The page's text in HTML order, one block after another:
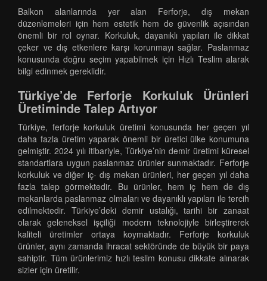
Balkon alanlarında yer alan Ferforje, dış mekan
düzenlemeleri için hem estetik hem de güvenlik açısından
önemli bir rol oynar. Korkuluk, dayanıklı yapıları ile dikkat
çeker ve dış etkenlere karşı korunmayı sağlar. Paslanmaz
konusunda doğru seçim yapabilmek için Hızlı Teslim alarak
bilgi edinmek gereklidir.
Türkiye’de Ferforje Korkuluk Ürünleri
Üretiminde Talep Artıyor
Türkiye, ferforje korkuluk üretimi konusunda her geçen yıl
daha fazla üretim yaparak önemli bir üretici ülke konumuna
gelmiştir. 2024 yılı itibariyle, Türkiye’nin demir üretimi küresel
standartlara uygun paslanmaz ürünler sunmaktadır. Ferforje
korkuluk ve diğer iç- dış mekan ürünleri, her geçen yıl daha
fazla talep görmektedir. Bu ürünler, hem iç hem de dış
mekanlarda paslanmaz olmaları ve dayanıklı yapıları ile tercih
edilmektedir. Türkiye’deki demir ustalığı, tarihi bir zanaat
olarak geleneksel işçiliği modern teknolojiyle birleştirerek
kaliteli üretimler ortaya koymaktadır. Ferforje korkuluk
ürünler, aynı zamanda ihracat sektöründe de büyük bir paya
sahiptir. Tüm ürünlerimiz hızlı teslim konusu dikkate alınarak
sizler için üretilir.